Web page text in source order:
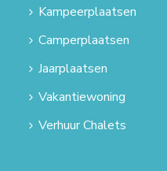
Kampeerplaatsen
Camperplaatsen
Jaarplaatsen
Vakantiewoning
Verhuur Chalets